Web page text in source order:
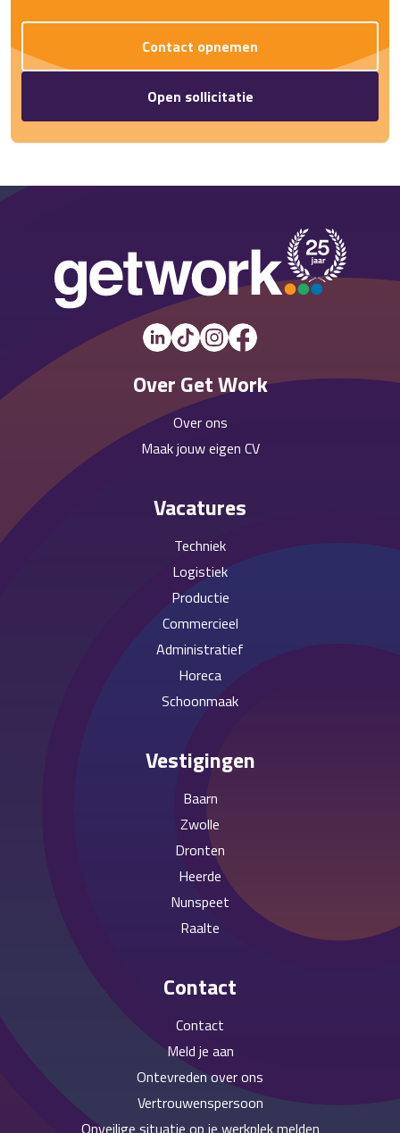
Contact opnemen
Open sollicitatie
Over Get Work
Over ons
Maak jouw eigen CV
Vacatures
Techniek
Logistiek
Productie
Commercieel
Administratief
Horeca
Schoonmaak
Vestigingen
Baarn
Zwolle
Dronten
Heerde
Nunspeet
Raalte
Contact
Contact
Meld je aan
Ontevreden over ons
Vertrouwenspersoon
Onveilige situatie op je werkplek melden